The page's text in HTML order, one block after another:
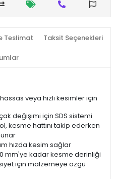
Teslimat Taksit Seçenekleri
veya hızlı kesimler için
değişimi için SDS sistemi
kesme hattını takip ederken
hızda kesim sağlar
mm'ye kadar kesme derinliği
için malzemeye özgü